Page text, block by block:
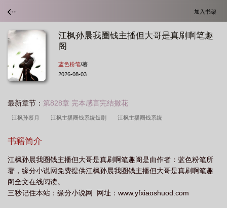
加入书架
江枫孙晨我圈钱主播但大哥是真刷啊笔趣
阁
蓝色粉笔/著
2026-08-03
最新章节： 第828章 完本感言完结撒花
江枫孙慕月 江枫主播圈钱系统短剧 江枫主播圈钱系统
书籍简介
江枫孙晨我圈钱主播但大哥是真刷啊笔趣阁是由作者：蓝色粉笔所
著，缘分小说网免费提供江枫孙晨我圈钱主播但大哥是真刷啊笔趣
阁全文在线阅读。
三秒记住本站：缘分小说网 网址：www.yfxiaoshuod.com